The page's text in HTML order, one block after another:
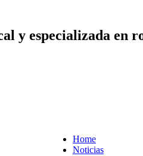
y especializada en
Home
Noticias